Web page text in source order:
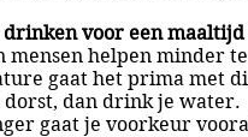
voor een
mensen helpen minder
gaat het prima met
dorst, dan drink je water.
gaat je voorkeur